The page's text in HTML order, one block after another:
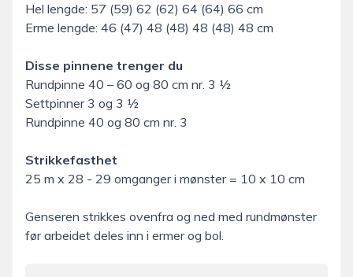
Hel lengde: 57 (59) 62 (62) 64 (64) 66 cm
Erme lengde: 46 (47) 48 (48) 48 (48) 48 cm
Disse pinnene trenger du
Rundpinne 40 – 60 og 80 cm nr. 3 ½
Settpinner 3 og 3 ½
Rundpinne 40 og 80 cm nr. 3
Strikkefasthet
25 m x 28 - 29 omganger i mønster = 10 x 10 cm
Genseren strikkes ovenfra og ned med rundmønster
før arbeidet deles inn i ermer og bol.